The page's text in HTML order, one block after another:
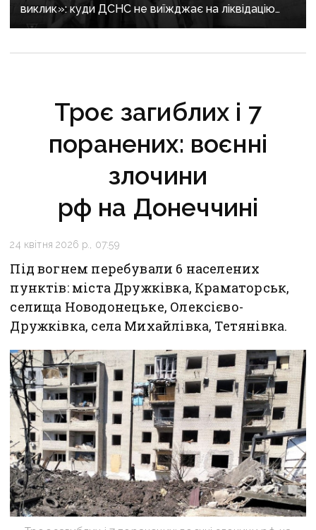
виклик»: куди ДСНС не виїжджає на ліквідацію
надзвичайних ситуацій у Краматорську
Троє загиблих і 7
поранених: воєнні
злочини
рф на Донеччині
24 квітня 2026 р., 07:59
Під вогнем перебували 6 населених
пунктів: міста Дружківка, Краматорськ,
селища Новодонецьке, Олексієво-
Дружківка, села Михайлівка, Тетянівка.